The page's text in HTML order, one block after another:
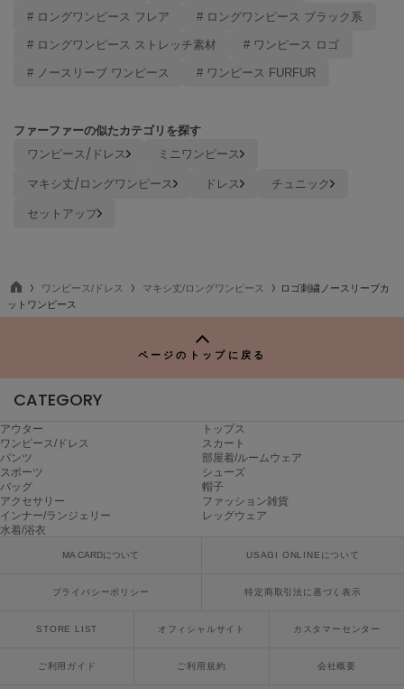
NEW Balance
nezu
ネズ
NIKE
ナイキ
null.
ヌル
オン
オニツカ タイガー
ORGUE
オルグ
ORR
オル
PATRICK
フィリーチョコレート
# ロングワンピース フレア # ロングワンピース ブラック系
# ロングワンピース ストレッチ素材 # ワンピース ロゴ
# ノースリーブ ワンピース # ワンピース FURFUR
ファーファーの似たカテゴリを探す
ワンピース/ドレス
ミニワンピース
マキシ丈/ロングワンピース
ドレス
チュニック
セットアップ
TO
P
ワンピース/ドレス マキシ丈/ロングワンピース
ロゴ刺繍ノースリーブカ
ットワンピース
ページのトップに戻る
CATEGORY
アウター
トップス
ワンピース/ドレス
スカート
パンツ
部屋着/ルームウェア
スポーツ
シューズ
バッグ
帽子
アクセサリー
ファッション雑貨
インナー/ランジェリー
レッグウェア
水着/浴衣
MA CARDについて USAGI ONLINEについて
プライバシーポリシー 特定商取引法に基づく表示
STORE LIST オフィシャルサイト カスタマーセンター
ご利用ガイド ご利用規約 会社概要